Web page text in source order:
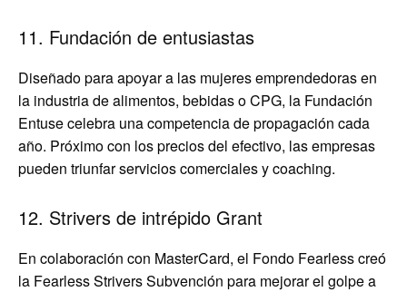
11. Fundación de entusiastas
Diseñado para apoyar a las mujeres emprendedoras en
la industria de alimentos, bebidas o CPG, la Fundación
Entuse celebra una competencia de propagación cada
año. Próximo con los precios del efectivo, las empresas
pueden triunfar servicios comerciales y coaching.
12. Strivers de intrépido Grant
En colaboración con MasterCard, el Fondo Fearless creó
la Fearless Strivers Subvención para mejorar el golpe a